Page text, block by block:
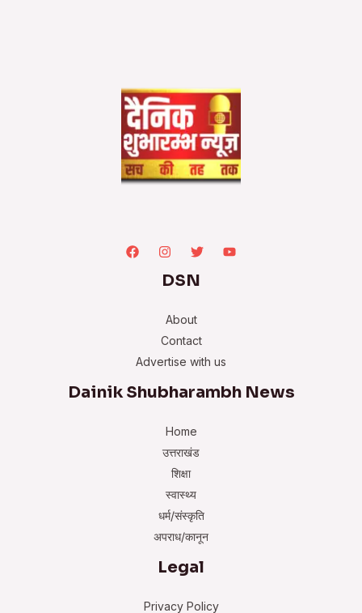
DSN
About
Contact
Advertise with us
Dainik Shubharambh News
Home
उत्तराखंड
शिक्षा
स्वास्थ्य
धर्म/संस्कृति
अपराध/कानून
Legal
Privacy Policy